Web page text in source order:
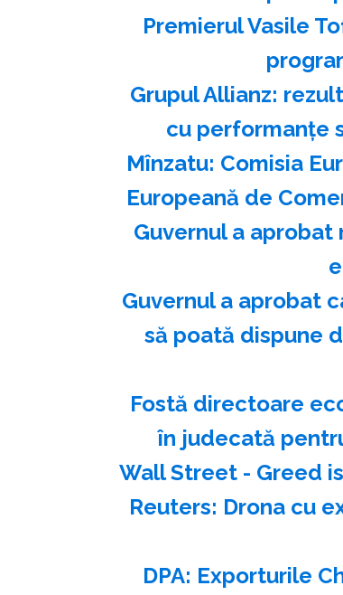
Premierul Vasile
Grupul Allianz:
cu performanțe
Mînzatu: Comisia
Europeană de
Guvernul a
Guvernul a aprobat
să poată dispune
Fostă directoare
în judecată
Wall Street - Greed
Reuters: Drona cu
DPA: Exporturile